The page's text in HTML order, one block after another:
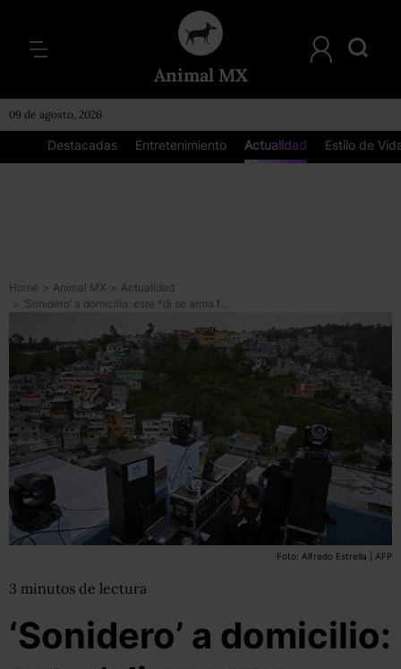
Animal MX
09 de agosto, 2026
Destacadas Entretenimiento Actualidad Estilo de
Home > Animal MX > Actualidad
>
‘Sonidero’ a domicilio: este *dj se arma fiestas en su azotea en Naucalpan*, Edomex
Foto: Alfredo Estrella | AFP
3 minutos de lectura
‘Sonidero’ a domicilio: